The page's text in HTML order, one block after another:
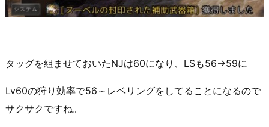
タッグを組ませておいたNJは60になり、LSも56→59に
Lv60の狩り効率で56～レベリングをしてることになるので
サクサクですね。